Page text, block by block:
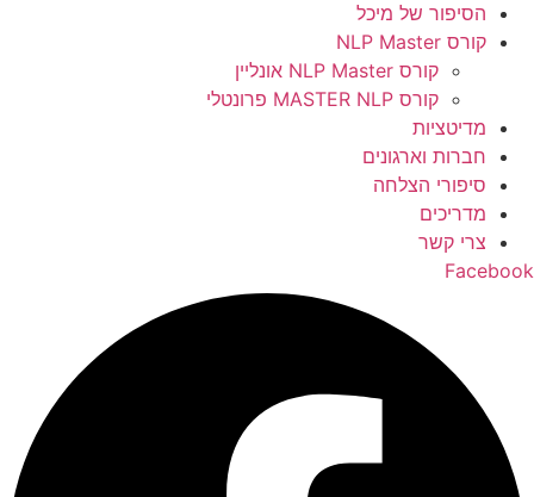
הסיפור של מיכל
קורס NLP Master
קורס NLP Master אונליין
קורס MASTER NLP פרונטלי
מדיטציות
חברות וארגונים
סיפורי הצלחה
מדריכים
צרי קשר
Facebook